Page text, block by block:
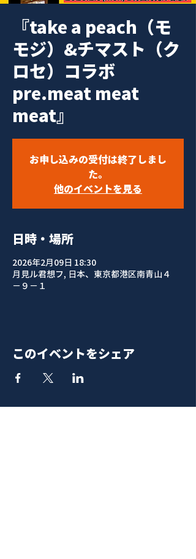
『take a peach（モ
モジ）&チマスト（ク
ロセ）コラボ
pre.meat meat
meat』
お申し込みの受付は終了しまし
た。
他のイベントを見る
日時・場所
2026年2月09日 18:30
月見ル君想フ, 日本、東京都港区南青山４
−９−１
このイベントをシェア